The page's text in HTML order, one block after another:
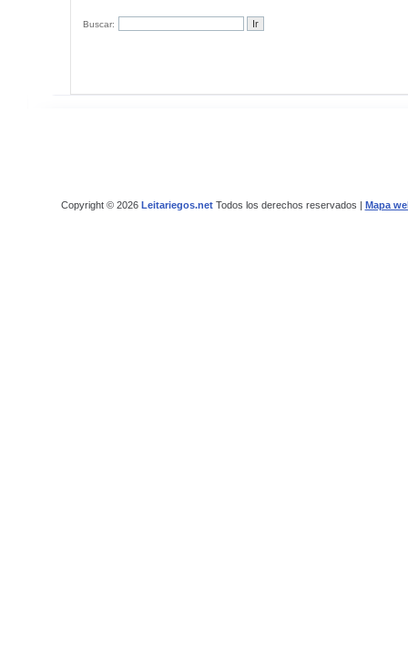
Buscar:
Copyright © 2026 Leitariegos.netTodos los derechos reservados | Mapa